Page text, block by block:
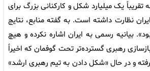
تقریباً یک میلیارد شکل و کارکنانی بزرگ برای
نظارت داشته است. به گفته منابع، نتایج
بیانیه رسمی به ایران اشاره نکرده و هیچ
بازسازی رهبری گسترده‌تر تحت گوفمان که اخیراً
و در حال «شکل دادن به تیم رهبری ارشد»